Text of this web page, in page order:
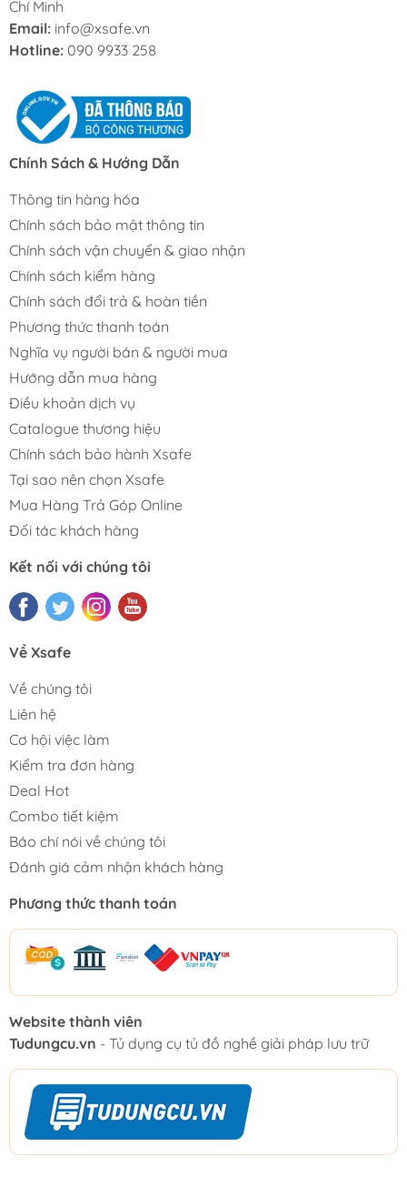
Chí Minh
Email: info@xsafe.vn
Hotline: 090 9933 258
Chính Sách & Hướng Dẫn
Thông tin hàng hóa
Chính sách bảo mật thông tin
Chính sách vận chuyển & giao nhận
Chính sách kiểm hàng
Chính sách đổi trả & hoàn tiền
Phương thức thanh toán
Nghĩa vụ người bán & người mua
Hướng dẫn mua hàng
Điều khoản dịch vụ
Catalogue thương hiệu
Chính sách bảo hành Xsafe
Tại sao nên chọn Xsafe
Mua Hàng Trả Góp Online
Đối tác khách hàng
Kết nối với chúng tôi
Về Xsafe
Về chúng tôi
Liên hệ
Cơ hội việc làm
Kiểm tra đơn hàng
Deal Hot
Combo tiết kiệm
Báo chí nói về chúng tôi
Đánh giá cảm nhận khách hàng
Phương thức thanh toán
Website thành viên
Tudungcu.vn - Tủ dụng cụ tủ đồ nghề giải pháp lưu trữ